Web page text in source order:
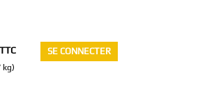
TTC
kg)
SE CONNECTER